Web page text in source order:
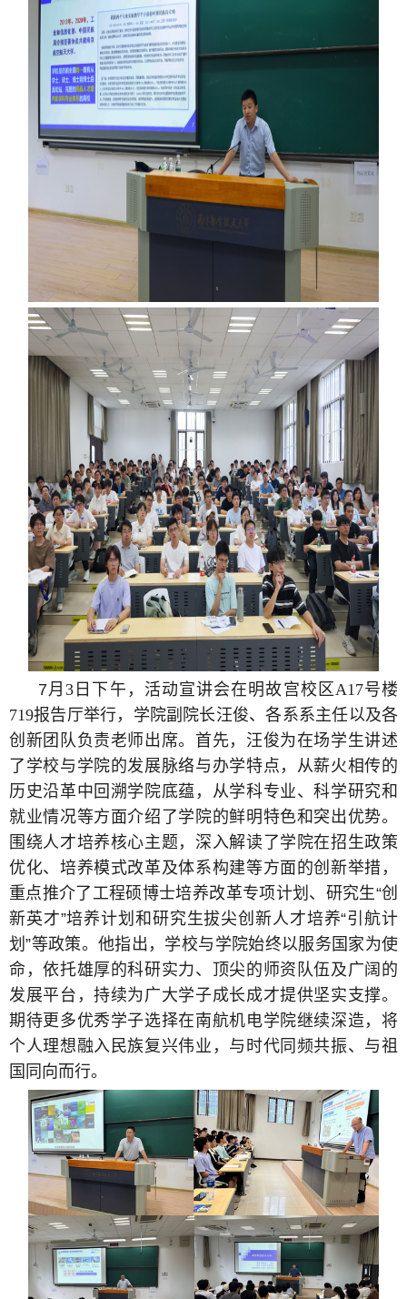
7月3 日下午，活动宣讲会在明故宫校区A17号楼
719报告厅举行，学院副院长汪俊、各系系主任以及各
创新团队负责老师出席。首先，汪俊为在场学生讲述
了学校与学院的发展脉络与办学特点，从薪火相传的
历史沿革中回溯学院底蕴，从学科专业、科学研究和
就业情况等方面介绍了学院的鲜明特色和突出优势。
围绕人才培养核心主题，深入解读了学院在招生政策
优化、培养模式改革及体系构建等方面的创新举措，
重点推介了工程硕博士培养改革专项计划、研究生“创
新英才”培养计划和研究生拔尖创新人才培养“引航计
划”等政策。他指出，学校与学院始终以服务国家为使
命，依托雄厚的科研实力、顶尖的师资队伍及广阔的
发展平台，持续为广大学子成长成才提供坚实支撑。
期待更多优秀学子选择在南航机电学院继续深造，将
个人理想融入民族复兴伟业，与时代同频共振、与祖
国同向而行。